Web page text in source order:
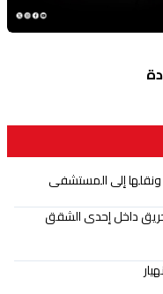
ونقلها إلى المستشفى
داخل إحدى الشقق